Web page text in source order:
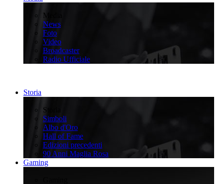
Media
News
Foto
Video
Broadcaster
Radio Ufficiale
Storia
Storia
Simboli
Albo d'Oro
Hall of Fame
Edizioni precedenti
90 Anni Maglia Rosa
Gaming